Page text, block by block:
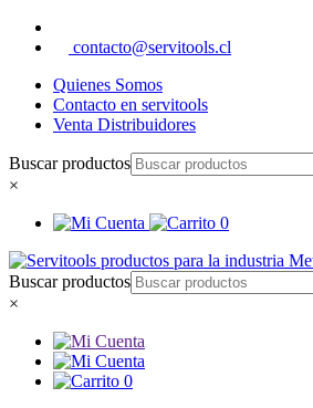
contacto@servitools.cl
Quienes Somos
Contacto en servitools
Venta Distribuidores
Buscar productos
×
0
Buscar productos
×
0